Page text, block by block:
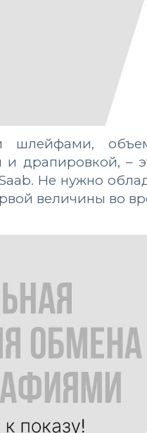
шлейфами,
драпировкой, –
Не нужно
величины во